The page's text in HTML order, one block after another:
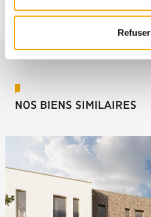
Refuser
NOS BIENS SIMILAIRES